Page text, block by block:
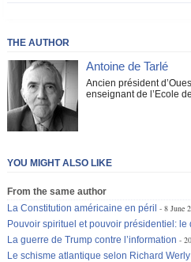
THE AUTHOR
Antoine de Tarlé
Ancien président
enseignant de l’Ecole
YOU MIGHT ALSO LIKE
From the same author
La Constitution américaine en péril
8 June
Pouvoir spirituel et pouvoir présidentiel: le
La guerre de Trump contre l’information
Le schisme atlantique selon Richard Werly